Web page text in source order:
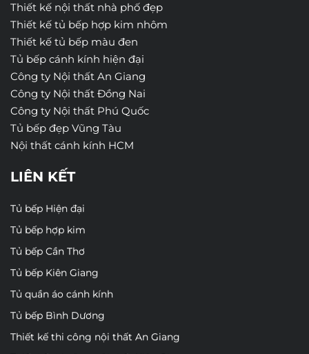
Thiết kế nội thất nhà phố đẹp
Thiết kế tủ bếp hợp kim nhôm
Thiết kế tủ bếp màu đen
Tủ bếp cánh kính hiện đại
Công ty Nội thất An Giang
Công ty Nội thất Đồng Nai
Công ty Nội thất Phú Quốc
Tủ bếp đẹp Vũng Tàu
Nội thất cánh kính HCM
LIÊN KẾT
Tủ bếp Hiện đại
Tủ bếp hợp kim
Tủ bếp Cần Thơ
Tủ bếp Kiên Giang
Tủ quần áo cánh kính
Tủ bếp Bình Dương
Thiết kế thi công nội thất An Giang